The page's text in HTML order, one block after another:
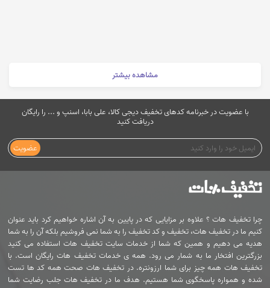
مشاهده بیشتر
با عضویت در خبرنامه کدهای تخفیف دیجی کالا، علی بابا، اسنپ و ... را رایگان
دریافت کنید
عضویت
چرا تخفیف هات ؟ علاوه بر مزایایی که در پایین به آن اشاره خواهیم کرد باید عنوان
کنیم ما در تخفیف هات، تخفیف و کد تخفیف را به شما نمی فروشیم بلکه آن را به شما
هدیه می دهیم و همین که شما از خدمات سایت تخفیف هات استفاده می کنید
بزرگترین افتخار ما به شمار می رود. همه ی خدمات تخفیف هات رایگان است. با
تخفیف هات همه چیز برای شما ارزونتره. در تخفیف هات صحت همه کد ها تست
شده و همواره پاسخگوی شما هستیم. هدف ما در تخفیف هات جلب رضایت شما